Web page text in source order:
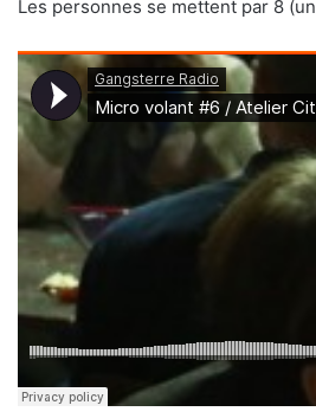
Les personnes se mettent par 8